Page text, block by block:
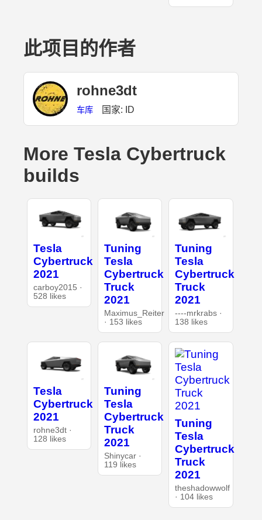
此项目的作者
rohne3dt
车库 国家: ID
More Tesla Cybertruck
builds
Tesla
Cybertruck
2021
carboy2015 ·
528 likes
Tuning
Tesla
Cybertruck
Truck
2021
Maximus_Reiter
· 153 likes
Tuning
Tesla
Cybertruck
Truck
2021
----mrkrabs ·
138 likes
Tesla
Cybertruck
2021
rohne3dt ·
128 likes
Tuning
Tesla
Cybertruck
Truck
2021
Shinycar ·
119 likes
Tuning
Tesla
Cybertruck
Truck
2021
theshadowwolf
· 104 likes